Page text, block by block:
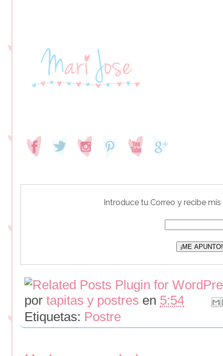
Introduce tu Correo y recibe
por tapitas y postres en 5:54
Etiquetas: Postre